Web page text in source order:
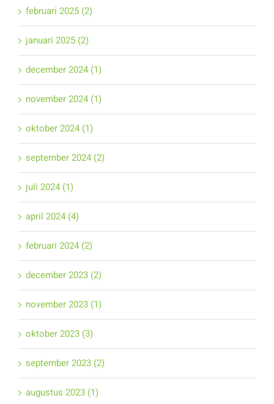
februari 2025 (2)
januari 2025 (2)
december 2024 (1)
november 2024 (1)
oktober 2024 (1)
september 2024 (2)
juli 2024 (1)
april 2024 (4)
februari 2024 (2)
december 2023 (2)
november 2023 (1)
oktober 2023 (3)
september 2023 (2)
augustus 2023 (1)